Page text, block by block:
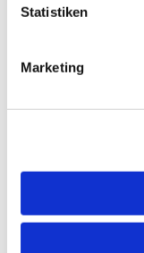
Statistiken
Marketing
Gottesdienste